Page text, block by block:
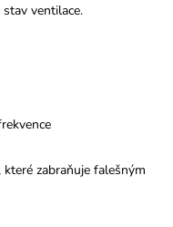
ventilace.
zabraňuje falešným